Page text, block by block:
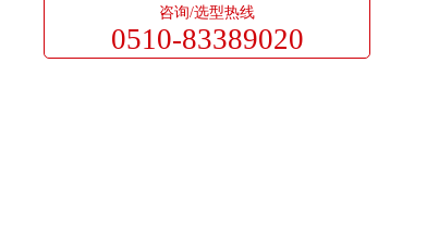
咨询/选型热线
0510-83389020